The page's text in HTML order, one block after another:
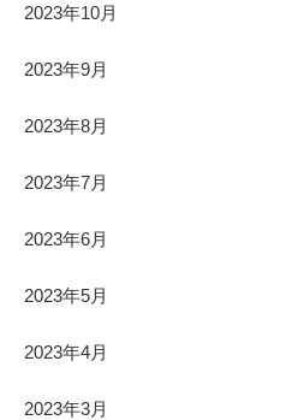
2023年10月
2023年9月
2023年8月
2023年7月
2023年6月
2023年5月
2023年4月
2023年3月